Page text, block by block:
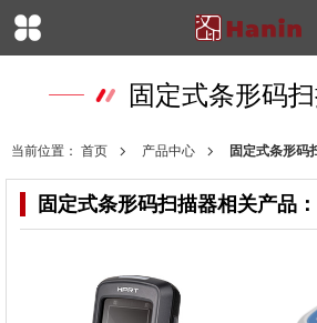
固定式条形码
当前位置： 首页 产品中心 固定式条形码
固定式条形码扫描器相关产品：